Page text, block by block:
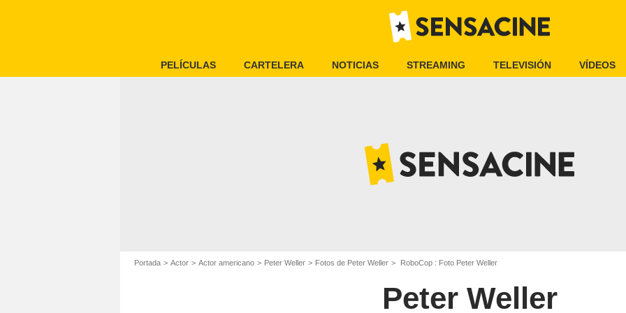
PELÍCULAS CARTELERA NOTICIAS STREAMING TELEVISIÓN VÍDEOS
Portada Actor Actor americano Peter Weller Fotos de Peter Weller RoboCop : Foto Peter Weller
Peter Weller